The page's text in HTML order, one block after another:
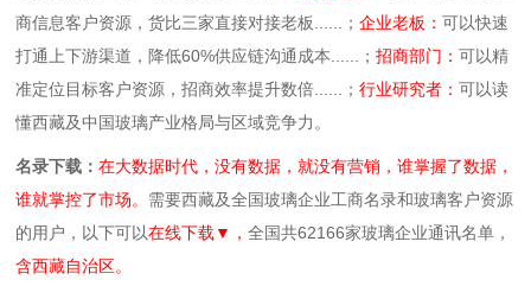
商信息客户资源，货比三家直接对接老板......；企业老板：可以快速
打通上下游渠道，降低60%供应链沟通成本......；招商部门：可以精
准定位目标客户资源，招商效率提升数倍......；行业研究者：可以读
懂西藏及中国玻璃产业格局与区域竞争力。
名录下载：在大数据时代，没有数据，就没有营销，谁掌握了数据，
谁就掌控了市场。 需要西藏及全国玻璃企业工商名录和玻璃客户资源
的用户，以下可以在线下载▼，全国共62166家玻璃企业通讯名单，
含西藏自治区。